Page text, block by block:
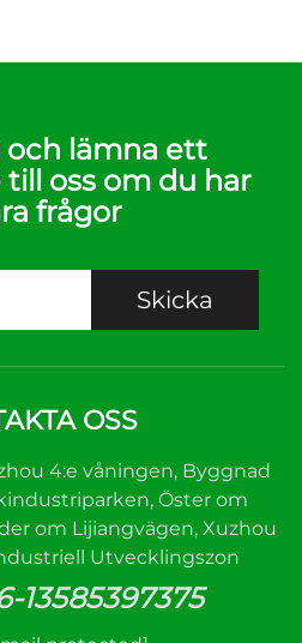
och lämna ett
oss om du har
frågor
Skicka
OSS
4:e våningen, Byggnad
Öster om
om Lijiangvägen, Xuzhou
Utvecklingszon
13585397375